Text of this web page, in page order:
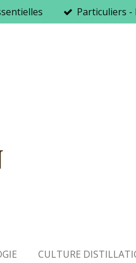
Particuliers -
CULTURE